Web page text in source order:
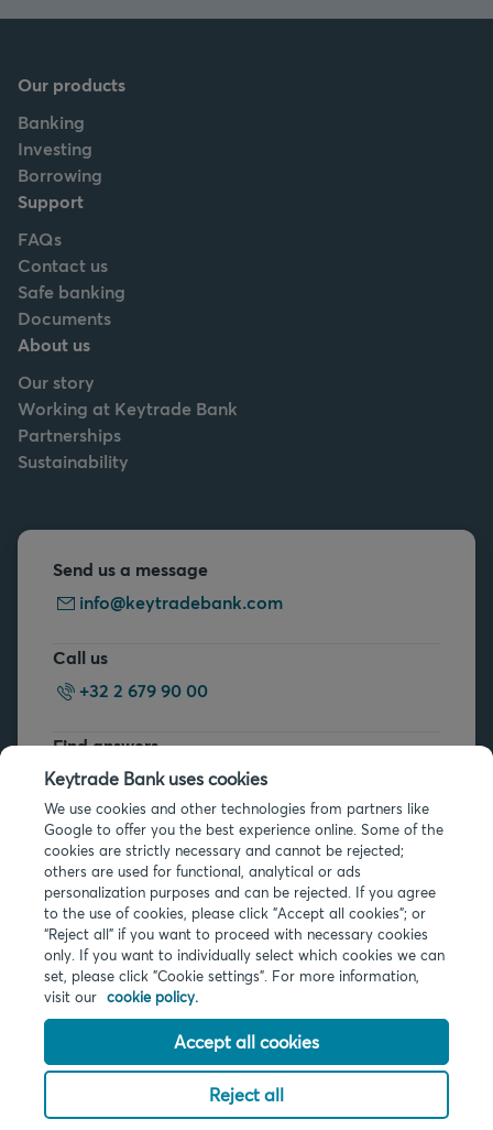
Our products
Banking
Investing
Borrowing
Support
FAQs
Contact us
Safe banking
Documents
About us
Our story
Working at Keytrade Bank
Partnerships
Sustainability
Send us a message
info@keytradebank.com
Call us
+32 2 679 90 00
Find answers
FAQs
Legal info
Privacy
Cookies
PSD2
Accessibility
© 2026 Keytrade Bank, Belgian branch of Arkéa Direct Bank SA (France),
subsidiary of Crédit Mutuel Arkéa
Keytrade Bank uses cookies
We use cookies and other technologies from partners like
Google to offer you the best experience online. Some of the
cookies are strictly necessary and cannot be rejected;
others are used for functional, analytical or ads
personalization purposes and can be rejected. If you agree
to the use of cookies, please click "Accept all cookies"; or
“Reject all” if you want to proceed with necessary cookies
only. If you want to individually select which cookies we can
set, please click "Cookie settings". For more information,
visit our cookie policy.
Accept all cookies
Reject all